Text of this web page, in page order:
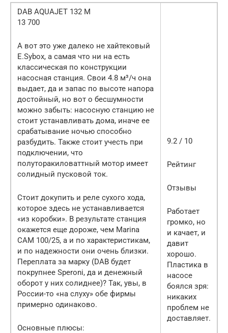
DAB AQUAJET 132 M
13 700
А вот это уже далеко не хайтековый
E.Sybox, а самая что ни на есть
классическая по конструкции
насосная станция. Свои 4.8 м³/ч она
выдает, да и запас по высоте напора
достойный, но вот о бесшумности
можно забыть: насосную станцию не
стоит устанавливать дома, иначе ее
срабатывание ночью способно
разбудить. Также стоит учесть при
подключении, что
полуторакиловаттный мотор имеет
солидный пусковой ток.
Стоит докупить и реле сухого хода,
которое здесь не устанавливается
«из коробки». В результате станция
окажется еще дороже, чем Marina
CAM 100/25, а и по характеристикам,
и по надежности они очень близки.
Переплата за марку (DAB будет
покрупнее Speroni, да и денежный
оборот у них солиднее)? Так, увы, в
России-то «на слуху» обе фирмы
примерно одинаково.
Основные плюсы:
9.2 / 10
Рейтинг
Отзывы
Работает
громко, но
и качает, и
давит
хорошо.
Пластика в
насосе
боялся зря:
никаких
проблем не
доставляет.